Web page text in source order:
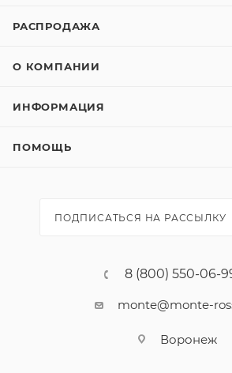
РАСПРОДАЖА
О КОМПАНИИ
ИНФОРМАЦИЯ
ПОМОЩЬ
ПОДПИСАТЬСЯ НА РАССЫЛКУ
8 (800) 550-06-
monte@monte-
Воронеж